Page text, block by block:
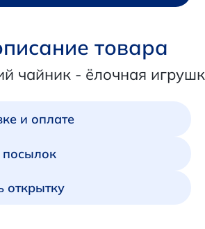
товара
чайник - ёлочная
и оплате
посылок
открытку